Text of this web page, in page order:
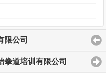
限公司
拳道培训有限公司